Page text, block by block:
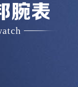
腕表